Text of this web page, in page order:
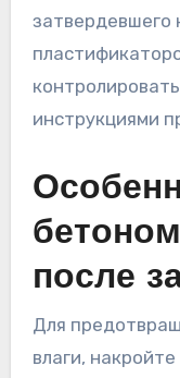
затвердевшего
инструкциями
после
Для
влаги,